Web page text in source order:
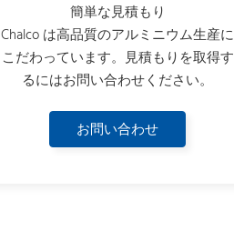
簡単な見積もり
Chalco は高品質のアルミニウム生産に
こだわっています。見積もりを取得す
るにはお問い合わせください。
お問い合わせ